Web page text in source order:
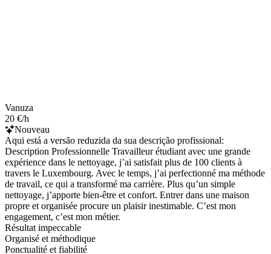
Vanuza
20 €/h
Nouveau
Aqui está a versão reduzida da sua descrição profissional:
Description Professionnelle Travailleur étudiant avec une grande
expérience dans le nettoyage, j’ai satisfait plus de 100 clients à
travers le Luxembourg. Avec le temps, j’ai perfectionné ma méthode
de travail, ce qui a transformé ma carrière. Plus qu’un simple
nettoyage, j’apporte bien-être et confort. Entrer dans une maison
propre et organisée procure un plaisir inestimable. C’est mon
engagement, c’est mon métier.
Résultat impeccable
Organisé et méthodique
Ponctualité et fiabilité